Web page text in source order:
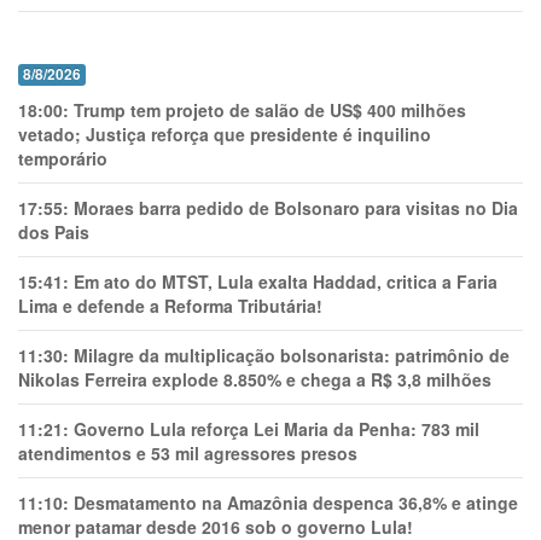
8/8/2026
18:00: Trump tem projeto de salão de US$ 400 milhões
vetado; Justiça reforça que presidente é inquilino
temporário
17:55: Moraes barra pedido de Bolsonaro para visitas no Dia
dos Pais
15:41: Em ato do MTST, Lula exalta Haddad, critica a Faria
Lima e defende a Reforma Tributária!
11:30: Milagre da multiplicação bolsonarista: patrimônio de
Nikolas Ferreira explode 8.850% e chega a R$ 3,8 milhões
11:21: Governo Lula reforça Lei Maria da Penha: 783 mil
atendimentos e 53 mil agressores presos
11:10: Desmatamento na Amazônia despenca 36,8% e atinge
menor patamar desde 2016 sob o governo Lula!